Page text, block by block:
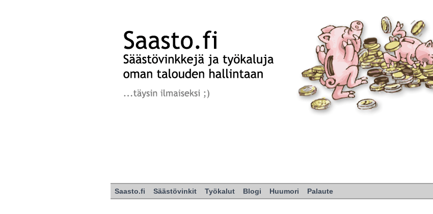
Saasto.fi Säästövinkit Työkalut Blogi Huumori Palaute